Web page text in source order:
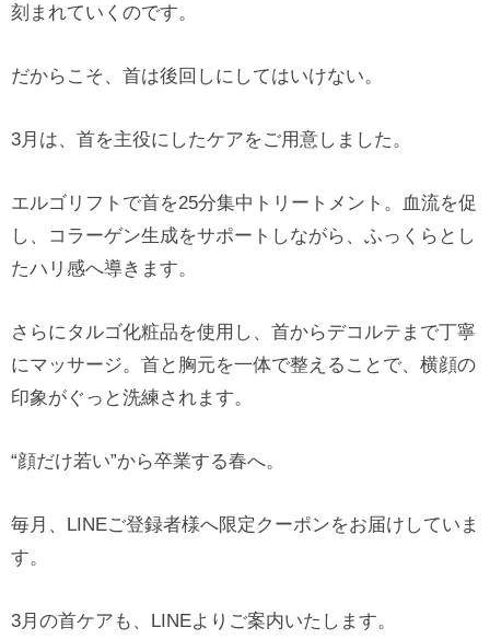
刻まれていくのです。
だからこそ、首は後回しにしてはいけない。
3月は、首を主役にしたケアをご用意しました。
エルゴリフトで首を25分集中トリートメント。血流を促
し、コラーゲン生成をサポートしながら、ふっくらとし
たハリ感へ導きます。
さらにタルゴ化粧品を使用し、首からデコルテまで丁寧
にマッサージ。首と胸元を一体で整えることで、横顔の
印象がぐっと洗練されます。
“顔だけ若い”から卒業する春へ。
毎月、LINEご登録者様へ限定クーポンをお届けしていま
す。
3月の首ケアも、LINEよりご案内いたします。